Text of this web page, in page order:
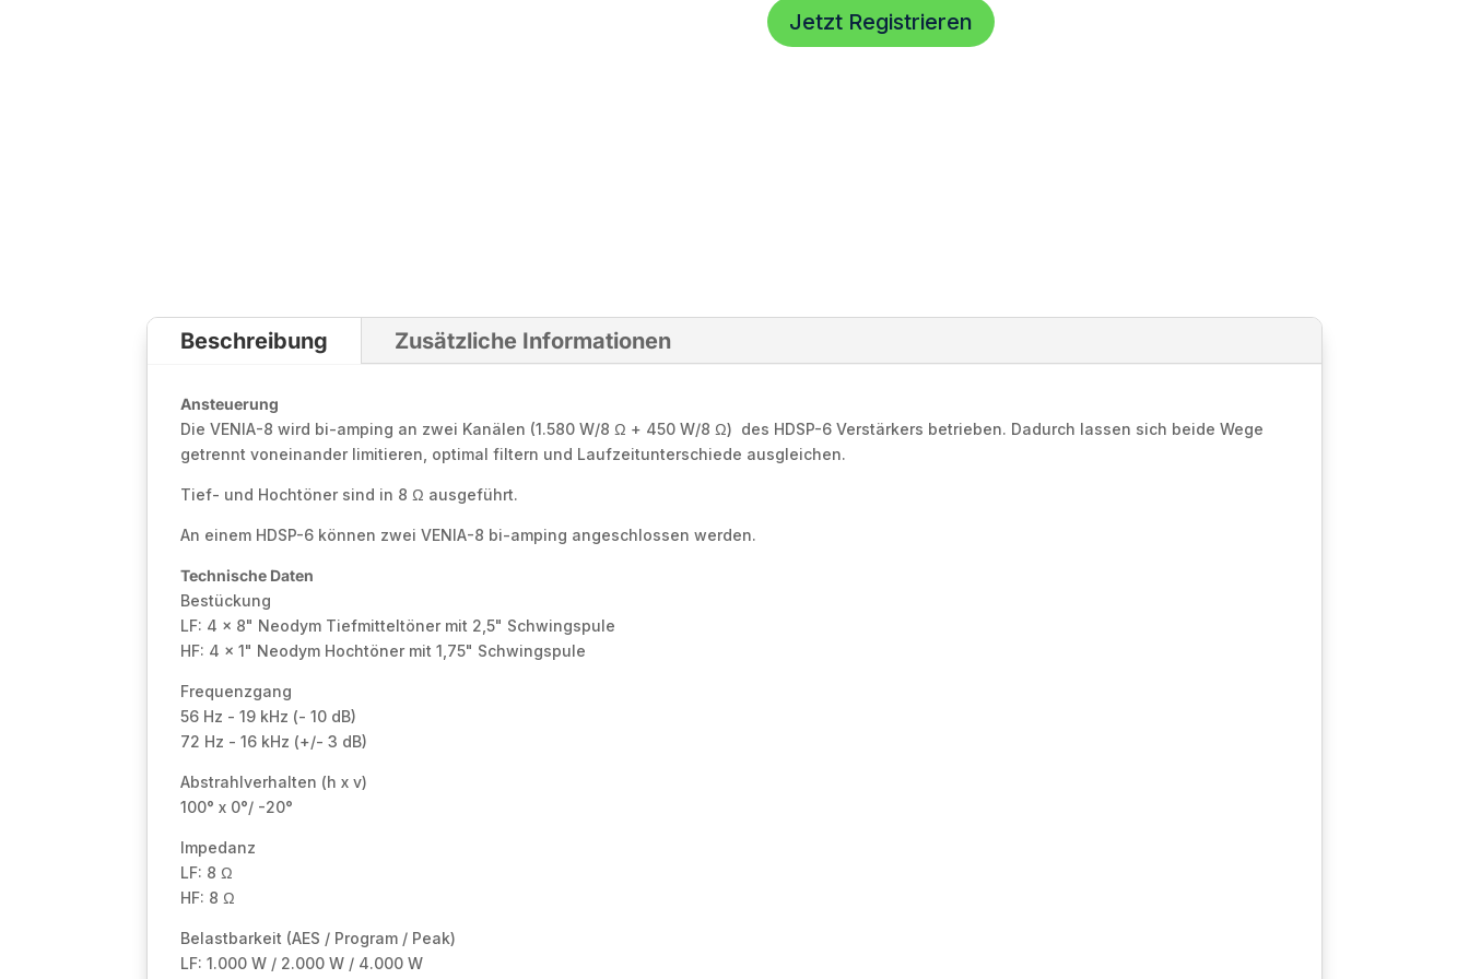
Menge
Jetzt Registrieren
Beschreibung Zusätzliche Informationen
Ansteuerung
Die VENIA-8 wird bi-amping an zwei Kanälen (1.580 W/8 Ω + 450 W/8 Ω) des HDSP-6 Verstärkers betrieben. Dadurch lassen sich beide Wege
getrennt voneinander limitieren, optimal filtern und Laufzeitunterschiede ausgleichen.
Tief- und Hochtöner sind in 8 Ω ausgeführt.
An einem HDSP-6 können zwei VENIA-8 bi-amping angeschlossen werden.
Technische Daten
Bestückung
LF: 4 x 8" Neodym Tiefmitteltöner mit 2,5" Schwingspule
HF: 4 x 1" Neodym Hochtöner mit 1,75" Schwingspule
Frequenzgang
56 Hz - 19 kHz (- 10 dB)
72 Hz - 16 kHz (+/- 3 dB)
Abstrahlverhalten (h x v)
100° x 0°/ -20°
Impedanz
LF: 8 Ω
HF: 8 Ω
Belastbarkeit (AES / Program / Peak)
LF: 1.000 W / 2.000 W / 4.000 W